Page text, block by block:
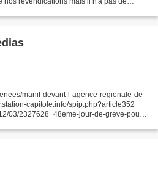
manif-devant-l-agence-regionale-de-
capitole.info/spip.php?article352
03/2327628_48eme-jour-de-greve-pour-